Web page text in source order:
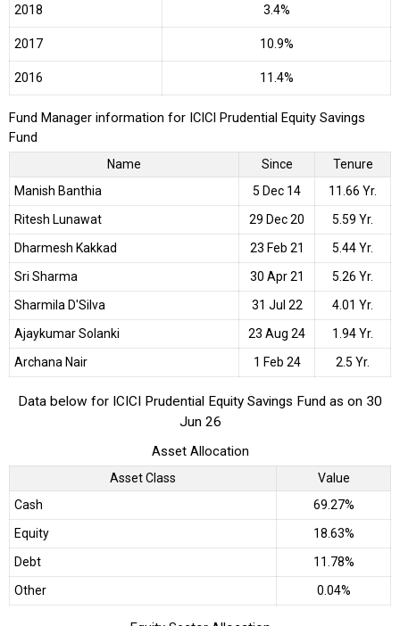
2018 3.4%
2017 10.9%
2016 11.4%
Fund Manager information for ICICI Prudential Equity Savings
Fund
Name Since
Tenure
Manish Banthia
5 Dec 14
11.66 Yr.
Ritesh Lunawat
29 Dec 20
5.59 Yr.
Dharmesh Kakkad
23 Feb 21
5.44 Yr.
Sri Sharma
30 Apr 21
5.26 Yr.
Sharmila D'Silva
31 Jul 22
4.01 Yr.
Ajaykumar Solanki
23 Aug 24
1.94 Yr.
Archana Nair
1 Feb 24 2.5 Yr.
Data below for ICICI Prudential Equity Savings Fund as on 30
Jun 26
Asset Allocation
Asset Class
Value
Cash
69.27%
Equity
18.63%
Debt
11.78%
Other
0.04%